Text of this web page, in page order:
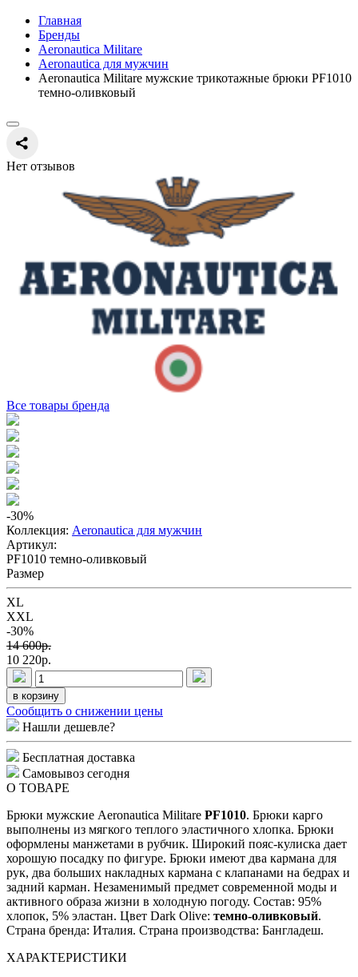
Главная
Бренды
Aeronautica Militare
Aeronautica для мужчин
Aeronautica Militare мужские трикотажные брюки PF1010
темно-оливковый
Нет отзывов
Все товары бренда
-30%
Коллекция: Aeronautica для мужчин
Артикул:
PF1010 темно-оливковый
Размер
XL
XXL
-30%
14 600p.
10 220p.
в корзину
Сообщить о снижении цены
Нашли дешевле?
Бесплатная доставка
Самовывоз сегодня
О ТОВАРЕ
Брюки мужские Aeronautica Militare PF1010. Брюки карго
выполнены из мягкого теплого эластичного хлопка. Брюки
оформлены манжетами в рубчик. Широкий пояс-кулиска дает
хорошую посадку по фигуре. Брюки имеют два кармана для
рук, два больших накладных кармана с клапанами на бедрах и
задний карман. Незаменимый предмет современной моды и
активного образа жизни в холодную погоду. Состав: 95%
хлопок, 5% эластан. Цвет Dark Olive: темно-оливковый.
Страна бренда: Италия. Страна производства: Бангладеш.
ХАРАКТЕРИСТИКИ